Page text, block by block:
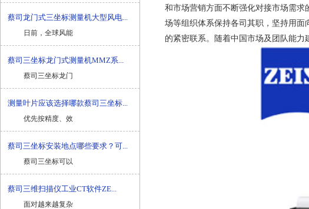
蔡司龙门式三坐标测量机大型风电...
日前，全球风能
蔡司三坐标龙门式测量机MMZ系...
蔡司三坐标龙门
测量叶片应该选择哪款蔡司三坐标...
优先按精度、效
蔡司三坐标安装地点哪些要求？可...
蔡司三坐标可以
蔡司三维扫描仪工业CT软件ZE...
面对越来越复杂
和市场营销方面不断强化对接市场需
场等组织体系保持各司其职，坚持用
的紧密联系。随着中国市场及团队能力